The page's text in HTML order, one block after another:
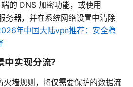
的 DNS 加密功能，或使用
务器，并在系统网络设置中清除
年中国大陆vpn推荐：安全稳
实现分流？
火墙规则，将仅需要保护的数据流